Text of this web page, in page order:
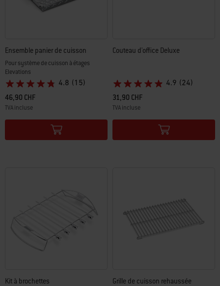
Ensemble panier de cuisson
Pour système de cuisson à étages
Elevations
4.8 (15)
46,90 CHF
TVA incluse
Color Options
Couteau d'office Deluxe
4.9 (24)
31,90 CHF
TVA incluse
Color Options
Kit à brochettes Grille de cuisson rehaussée